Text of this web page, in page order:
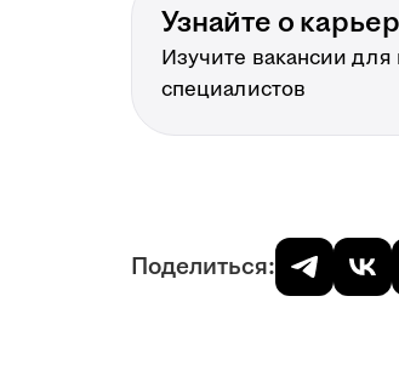
Узнайте о
Изучите вакансии
специалистов
Поделиться: